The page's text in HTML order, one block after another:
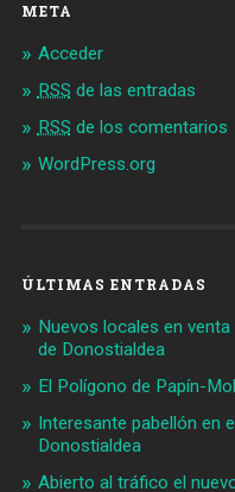
META
Acceder
RSS de las entradas
RSS de los comentarios
WordPress.org
ÚLTIMAS ENTRADAS
Nuevos locales en
de Donostialdea
El Polígono de Papín-
Interesante pabellón en
Donostialdea
Abierto al tráfico el